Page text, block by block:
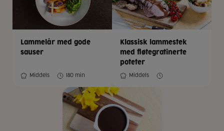
Lammelår med gode
sauser
Middels 180 min
Klassisk lammestek
med fløtegratinerte
poteter
Middels